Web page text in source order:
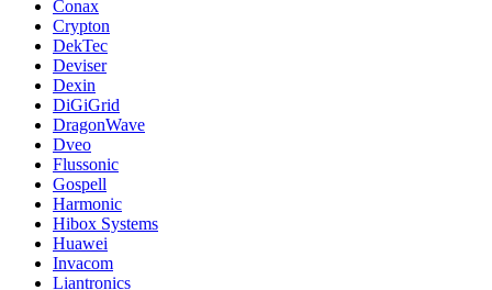
Conax
Crypton
DekTec
Deviser
Dexin
DiGiGrid
DragonWave
Dveo
Flussonic
Gospell
Harmonic
Hibox Systems
Huawei
Invacom
Liantronics